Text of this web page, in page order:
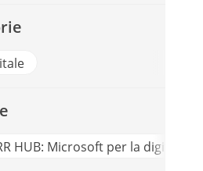
HUB: Microsoft per la